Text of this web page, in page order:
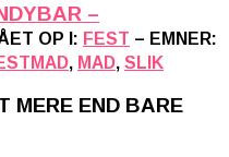
–
OP I: FEST – EMNER:
, MAD, SLIK
MERE END BARE